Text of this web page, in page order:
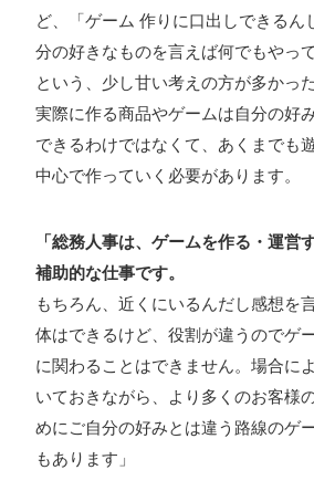
ど、「ゲーム 作りに口出しできるん
分の好きなものを言えば何でもやっ
という、少し甘い考えの方が多かっ
実際に作る商品やゲームは自分の好
できるわけではなくて、あくまでも
中心で作っていく必要があります。
「総務人事は、ゲームを作る・運営
補助的な仕事です。
もちろん、近くにいるんだし感想を
体はできるけど、役割が違うのでゲ
に関わることはできません。場合に
いておきながら、より多くのお客様
めにご自分の好みとは違う路線のゲ
もあります」